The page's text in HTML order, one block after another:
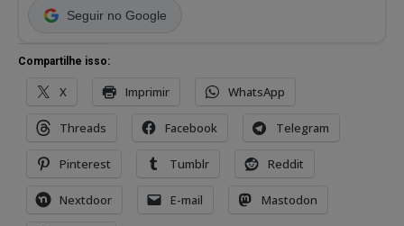
Seguir no Google
Compartilhe isso:
X Imprimir WhatsApp
Threads Facebook Telegram
Pinterest Tumblr Reddit
Nextdoor E-mail Mastodon